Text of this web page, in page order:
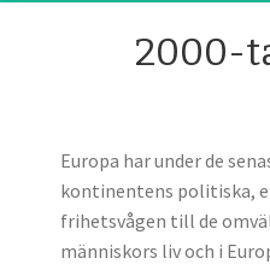
2000-
Europa har under de
kontinentens politiska,
frihetsvågen till de
människors liv och i